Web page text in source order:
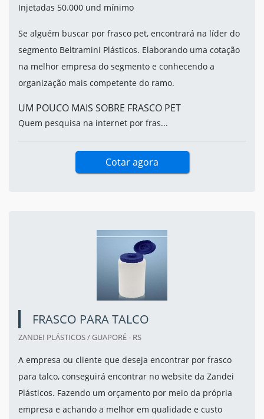
Injetadas 50.000 und mínimo
Se alguém buscar por frasco pet, encontrará na líder do
segmento Beltramini Plásticos. Elaborando uma cotação
na melhor empresa do segmento e conhecendo a
organização mais competente do ramo.
UM POUCO MAIS SOBRE FRASCO PET
Quem pesquisa na internet por fras...
Cotar agora
FRASCO PARA TALCO
ZANDEI PLÁSTICOS / GUAPORÉ - RS
A empresa ou cliente que deseja encontrar por frasco
para talco, conseguirá encontrar no website da Zandei
Plásticos. Fazendo um orçamento por meio da própria
empresa e achando a melhor em qualidade e custo